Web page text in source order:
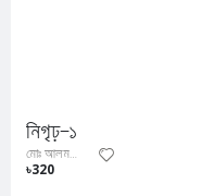
নিগৃঢ়—১
মোঃ আলমগীর তৈমুর
৳320